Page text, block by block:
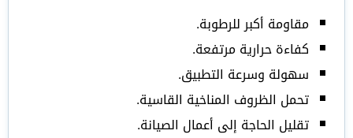
مقاومة أكبر للرطوبة.
كفاءة حرارية مرتفعة.
سهولة وسرعة التطبيق.
تحمل الظروف المناخية القاسية.
تقليل الحاجة إلى أعمال الصيانة.